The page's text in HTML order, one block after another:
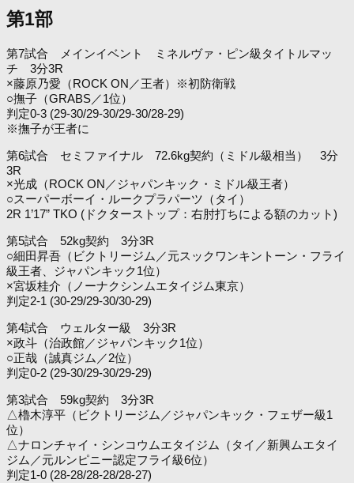
第1部
第7試合 メインイベント ミネルヴァ・ピン級タイトルマッ
チ 3分3R
×藤原乃愛（ROCK ON／王者）※初防衛戦
○撫子（GRABS／1位）
判定0-3 (29-30/29-30/29-30/28-29)
※撫子が王者に
第6試合 セミファイナル 72.6kg契約（ミドル級相当） 3分
3R
×光成（ROCK ON／ジャパンキック・ミドル級王者）
○スーパーボーイ・ルークプラパーツ（タイ）
2R 1’17” TKO (ドクターストップ：右肘打ちによる額のカット)
第5試合 52kg契約 3分3R
○細田昇吾（ビクトリージム／元スックワンキントーン・フライ
級王者、ジャパンキック1位）
×宮坂桂介（ノーナクシンムエタイジム東京）
判定2-1 (30-29/29-30/30-29)
第4試合 ウェルター級 3分3R
×政斗（治政館／ジャパンキック1位）
○正哉（誠真ジム／2位）
判定0-2 (29-30/29-30/29-29)
第3試合 59kg契約 3分3R
△櫓木淳平（ビクトリージム／ジャパンキック・フェザー級1
位）
△ナロンチャイ・シンコウムエタイジム（タイ／新興ムエタイ
ジム／元ルンピニー認定フライ級6位）
判定1-0 (28-28/28-28/28-27)